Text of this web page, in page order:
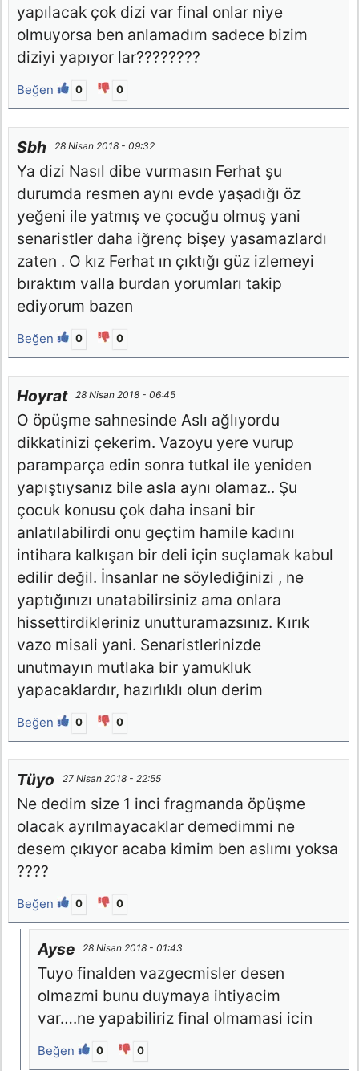
yapılacak çok dizi var final onlar niye
olmuyorsa ben anlamadım sadece bizim
diziyi yapıyor lar????????
Beğen 0 0
Sbh 28 Nisan 2018 - 09:32
Ya dizi Nasıl dibe vurmasın Ferhat şu
durumda resmen aynı evde yaşadığı öz
yeğeni ile yatmış ve çocuğu olmuş yani
senaristler daha iğrenç bişey yasamazlardı
zaten . O kız Ferhat ın çıktığı güz izlemeyi
bıraktım valla burdan yorumları takip
ediyorum bazen
Beğen 0 0
Hoyrat 28 Nisan 2018 - 06:45
O öpüşme sahnesinde Aslı ağlıyordu
dikkatinizi çekerim. Vazoyu yere vurup
paramparça edin sonra tutkal ile yeniden
yapıştıysanız bile asla aynı olamaz.. Şu
çocuk konusu çok daha insani bir
anlatılabilirdi onu geçtim hamile kadını
intihara kalkışan bir deli için suçlamak kabul
edilir değil. İnsanlar ne söylediğinizi , ne
yaptığınızı unatabilirsiniz ama onlara
hissettirdikleriniz unutturamazsınız. Kırık
vazo misali yani. Senaristlerinizde
unutmayın mutlaka bir yamukluk
yapacaklardır, hazırlıklı olun derim
Beğen 0 0
Tüyo 27 Nisan 2018 - 22:55
Ne dedim size 1 inci fragmanda öpüşme
olacak ayrılmayacaklar demedimmi ne
desem çıkıyor acaba kimim ben aslımı yoksa
????
Beğen 0 0
Ayse 28 Nisan 2018 - 01:43
Tuyo finalden vazgecmisler desen
olmazmi bunu duymaya ihtiyacim
var….ne yapabiliriz final olmamasi icin
Beğen 0 0